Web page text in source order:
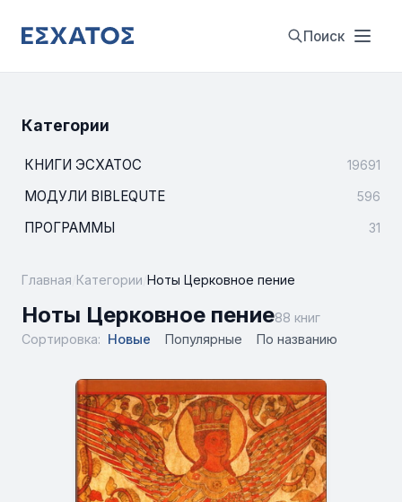
Поиск
Категории
КНИГИ ЭСХАТОС 19691
МОДУЛИ BIBLEQUTE 596
ПРОГРАММЫ 31
Главная Категории Ноты Церковное пение
Ноты Церковное пение88 книг
Сортировка: Новые Популярные По названию